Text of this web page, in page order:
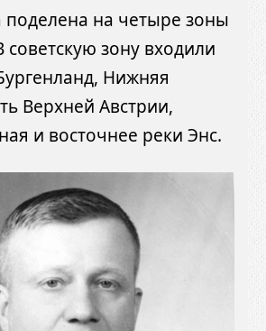
поделена на четыре зоны
советскую зону входили
Нижняя
Верхней Австрии,
и восточнее реки Энс.